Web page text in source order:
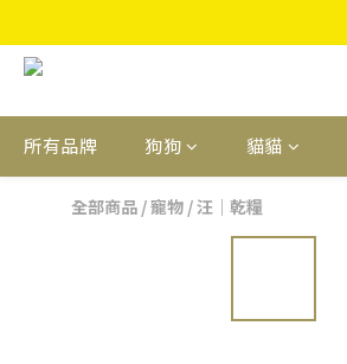
所有品牌 狗狗 貓貓
全部商品 /寵物 /汪｜乾糧